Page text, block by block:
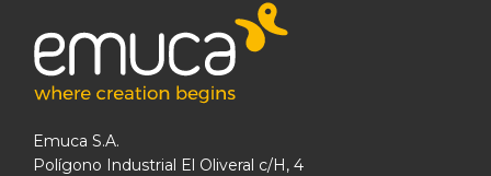
Emuca S.A.
Polígono Industrial El Oliveral c/H, 4